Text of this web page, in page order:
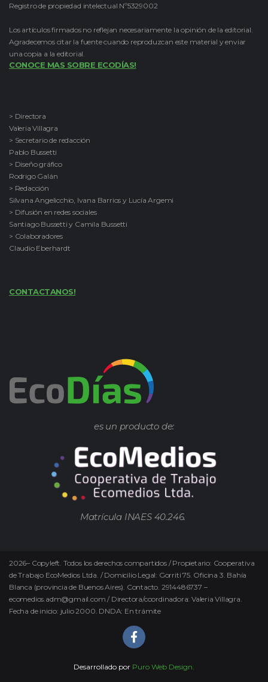
Registro de propiedad intelectual Nº5329002
Los artículos firmados no reflejan necesariamente la opinión de la editorial.
Agradecemos citar la fuente cuando reproduzcan este material y enviar
una copia a la editorial.
CONOCE MAS SOBRE ECODÍAS!
> Directora
Valeria Villagra
> Secretario de redacción
Pablo Bussetti
> Diseño gráfico
Rodrigo Galán
> Redacción
Silvana Angelicchio, Ivana Barrios y Lucía Argemi
> Difusión en redes sociales
Santiago Bussetti y Camila Bussetti
> Colaboradores
Claudio Eberhardt
CONTACTANOS!
es un producto de:
Matrícula INAES 40.246.
2026– Copyleft. Todos los derechos compartidos / Propietario: Cooperativa
de Trabajo EcoMedios Ltda. / Domicilio Legal: Gorriti 75. Oficina 3. Bahía
Blanca (provincia de Buenos Aires). Contacto. 2914486737 –
ecomedios.adm@gmail.com / Directora/coordinadora: Valeria Villagra.
Fecha de inicio: julio 2000. DNDA: En trámite
Desarrollado por Puro Web Design.